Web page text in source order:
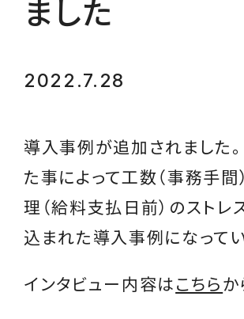
ました
2022.7.28
導入事例が追加されました
た事によって工数（事務手
理（給料支払日前）のストレ
込まれた導入事例になってい
インタビュー内容は こちら か